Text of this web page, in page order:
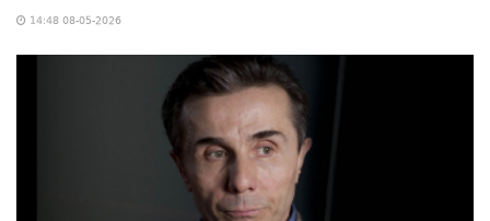
14:48 08-05-2026